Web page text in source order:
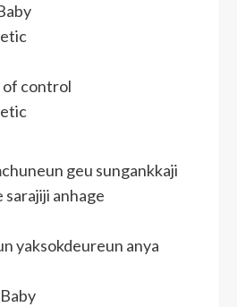
of control
geu sungankkaji
anhage
yaksokdeureun anya